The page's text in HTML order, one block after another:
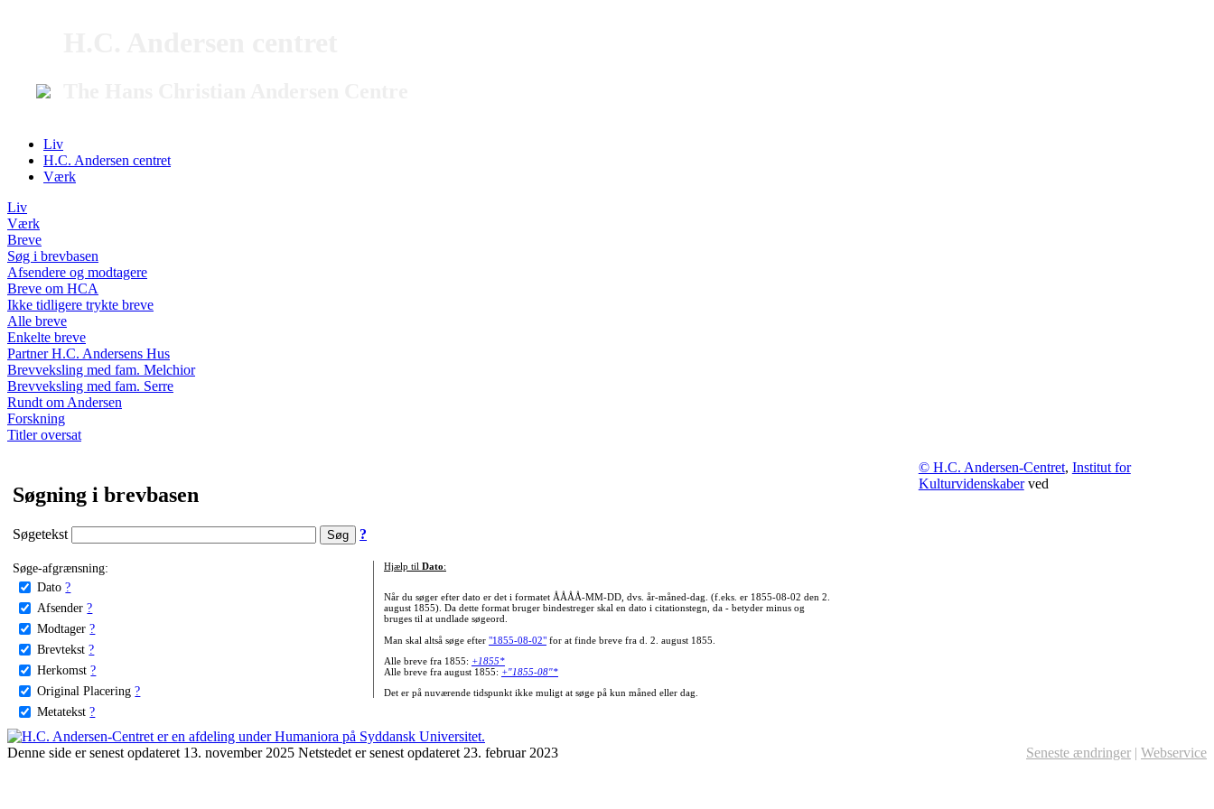
Liv
H.C. Andersen centret
Værk
Liv
Værk
Breve
Søg i brevbasen
Afsendere og modtagere
Breve om HCA
Ikke tidligere trykte breve
Alle breve
Enkelte breve
Partner H.C. Andersens Hus
Brevveksling med fam. Melchior
Brevveksling med fam. Serre
Rundt om Andersen
Forskning
Titler oversat
Søgning i brevbasen
Søgetekst ?
Søge-afgrænsning:
Dato ?
Afsender ?
Modtager ?
Brevtekst ?
Herkomst ?
Original Placering ?
Metatekst ?
Hjælp til Dato:
Når du søger efter dato er det i formatet ÅÅÅÅ-MM-DD, dvs. år-måned-dag. (f.eks. er 1855-08-02 den 2.
august 1855). Da dette format bruger bindestreger skal en dato i citationstegn, da - betyder minus og
bruges til at undlade søgeord.
Man skal altså søge efter "1855-08-02"for at finde breve fra d. 2. august 1855.
Alle breve fra 1855: +1855*
Alle breve fra august 1855: +"1855-08"*
Det er på nuværende tidspunkt ikke muligt at søge på kun måned eller dag.
© H.C. Andersen-Centret, Institut for
Kulturvidenskaberved
Denne side er senest opdateret 13. november 2025 Netstedet er senest opdateret 23. februar 2023 Seneste ændringer | Webservice